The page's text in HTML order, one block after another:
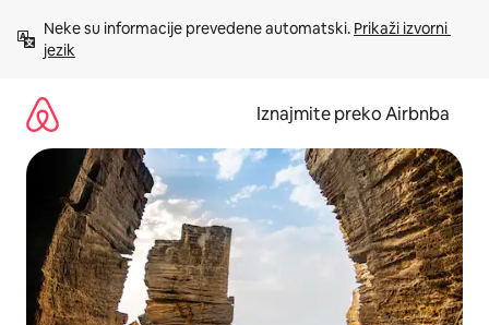
sadržaj
Neke su informacije prevedene automatski. Prikaži izvorni
jezik
Iznajmite preko Airbnba